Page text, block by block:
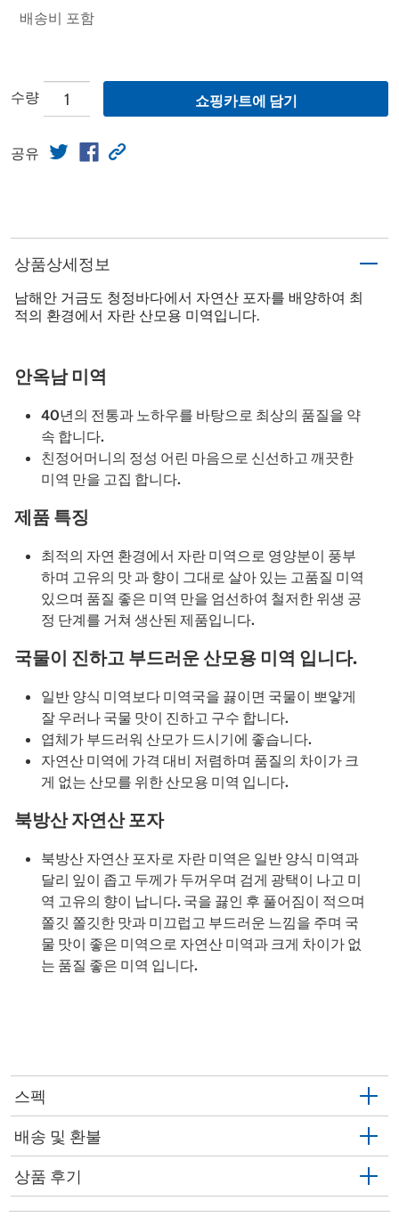
배송비 포함
수량 쇼핑카트에 담기
공유
상품상세정보
남해안 거금도 청정바다에서 자연산 포자를 배양하여 최
적의 환경에서 자란 산모용 미역입니다.
안옥남 미역
40년의 전통과 노하우를 바탕으로 최상의 품질을 약
속 합니다.
친정어머니의 정성 어린 마음으로 신선하고 깨끗한
미역 만을 고집 합니다.
제품 특징
최적의 자연 환경에서 자란 미역으로 영양분이 풍부
하며 고유의 맛 과 향이 그대로 살아 있는 고품질 미역
있으며 품질 좋은 미역 만을 엄선하여 철저한 위생 공
정 단계를 거쳐 생산된 제품입니다.
국물이 진하고 부드러운 산모용 미역 입니다.
일반 양식 미역보다 미역국을 끓이면 국물이 뽀얗게
잘 우러나 국물 맛이 진하고 구수 합니다.
엽체가 부드러워 산모가 드시기에 좋습니다.
자연산 미역에 가격 대비 저렴하며 품질의 차이가 크
게 없는 산모를 위한 산모용 미역 입니다.
북방산 자연산 포자
북방산 자연산 포자로 자란 미역은 일반 양식 미역과
달리 잎이 좁고 두께가 두꺼우며 검게 광택이 나고 미
역 고유의 향이 납니다. 국을 끓인 후 풀어짐이 적으며
쫄깃 쫄깃한 맛과 미끄럽고 부드러운 느낌을 주며 국
물 맛이 좋은 미역으로 자연산 미역과 크게 차이가 없
는 품질 좋은 미역 입니다.
스펙
배송 및 환불
상품 후기